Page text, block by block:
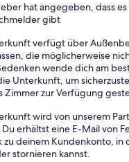
hat angegeben, dass
gibt
verfügt über
die möglicherweise
wende dich am
Unterkunft, um
Zimmer zur Verfügung
wird von unserem
erhältst eine E-Mail von
zu deinem Kundenkonto, in
stornieren kannst.